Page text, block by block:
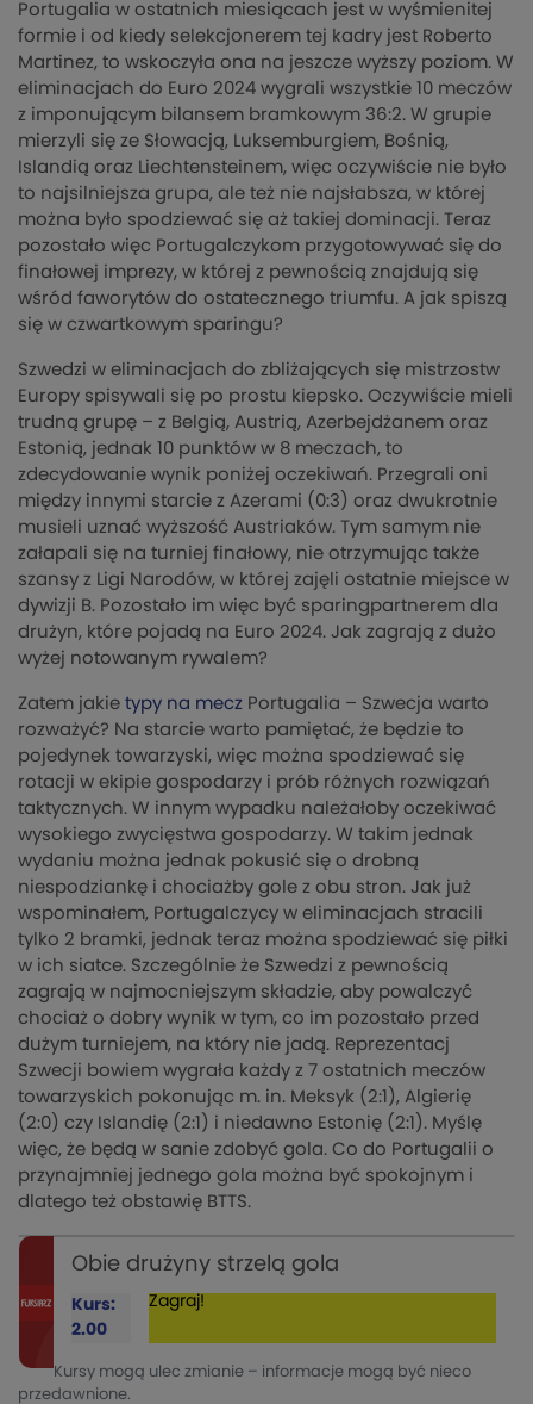
Portugalia w ostatnich miesiącach jest w wyśmienitej
formie i od kiedy selekcjonerem tej kadry jest Roberto
Martinez, to wskoczyła ona na jeszcze wyższy poziom. W
eliminacjach do Euro 2024 wygrali wszystkie 10 meczów
z imponującym bilansem bramkowym 36:2. W grupie
mierzyli się ze Słowacją, Luksemburgiem, Bośnią,
Islandią oraz Liechtensteinem, więc oczywiście nie było
to najsilniejsza grupa, ale też nie najsłabsza, w której
można było spodziewać się aż takiej dominacji. Teraz
pozostało więc Portugalczykom przygotowywać się do
finałowej imprezy, w której z pewnością znajdują się
wśród faworytów do ostatecznego triumfu. A jak spiszą
się w czwartkowym sparingu?
Szwedzi w eliminacjach do zbliżających się mistrzostw
Europy spisywali się po prostu kiepsko. Oczywiście mieli
trudną grupę – z Belgią, Austrią, Azerbejdżanem oraz
Estonią, jednak 10 punktów w 8 meczach, to
zdecydowanie wynik poniżej oczekiwań. Przegrali oni
między innymi starcie z Azerami (0:3) oraz dwukrotnie
musieli uznać wyższość Austriaków. Tym samym nie
załapali się na turniej finałowy, nie otrzymując także
szansy z Ligi Narodów, w której zajęli ostatnie miejsce w
dywizji B. Pozostało im więc być sparingpartnerem dla
drużyn, które pojadą na Euro 2024. Jak zagrają z dużo
wyżej notowanym rywalem?
Zatem jakie typy na mecz Portugalia – Szwecja warto
rozważyć? Na starcie warto pamiętać, że będzie to
pojedynek towarzyski, więc można spodziewać się
rotacji w ekipie gospodarzy i prób różnych rozwiązań
taktycznych. W innym wypadku należałoby oczekiwać
wysokiego zwycięstwa gospodarzy. W takim jednak
wydaniu można jednak pokusić się o drobną
niespodziankę i chociażby gole z obu stron. Jak już
wspominałem, Portugalczycy w eliminacjach stracili
tylko 2 bramki, jednak teraz można spodziewać się piłki
w ich siatce. Szczególnie że Szwedzi z pewnością
zagrają w najmocniejszym składzie, aby powalczyć
chociaż o dobry wynik w tym, co im pozostało przed
dużym turniejem, na który nie jadą. Reprezentacj
Szwecji bowiem wygrała każdy z 7 ostatnich meczów
towarzyskich pokonując m. in. Meksyk (2:1), Algierię
(2:0) czy Islandię (2:1) i niedawno Estonię (2:1). Myślę
więc, że będą w sanie zdobyć gola. Co do Portugalii o
przynajmniej jednego gola można być spokojnym i
dlatego też obstawię BTTS.
Obie drużyny strzelą gola
Kurs:
2.00
Zagraj!
Kursy mogą ulec zmianie – informacje mogą być nieco
przedawnione.